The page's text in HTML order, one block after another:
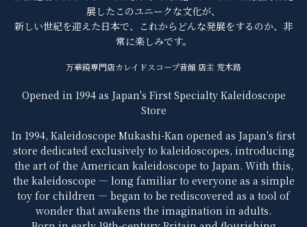
展したこのユニークな文化が、
新しい世紀を迎えた日本で、これからどんな発展をするのか、非
常に楽しみです。
万華鏡専門店カレイドスコープ昔館 店主 荒木路
Opened in 1994 as Japan's First Specialty Kaleidoscope
Store
In 1994, Kaleidoscope Mukashi-Kan opened as Japan's first
store dedicated exclusively to kaleidoscopes, introducing
the art of the American kaleidoscope to Japan. With this,
the kaleidoscope — long familiar to everyone as a simple
toy for children — began to be rediscovered as a tool of
wonder that awakens the imagination in adults.